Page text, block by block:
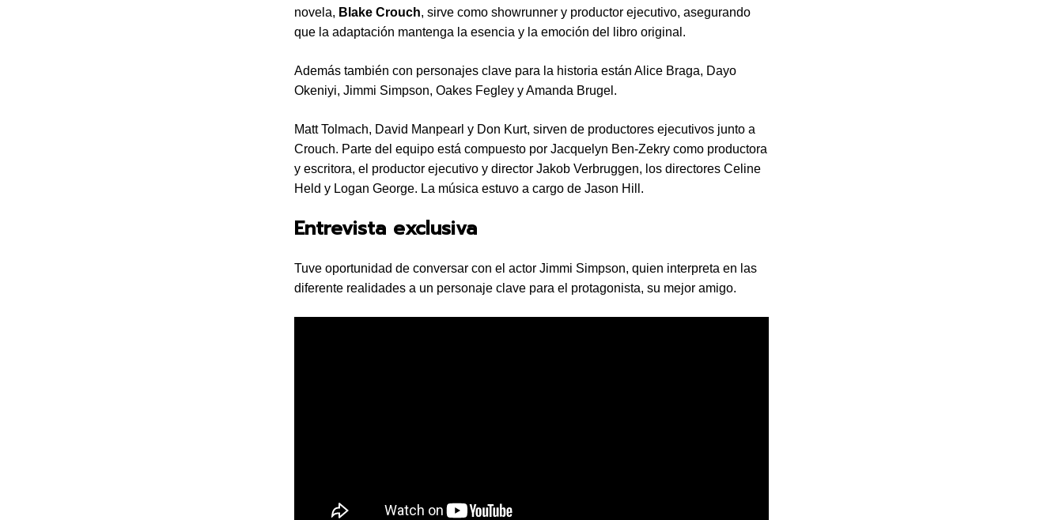
novela, Blake Crouch, sirve como showrunner y productor ejecutivo, asegurando
que la adaptación mantenga la esencia y la emoción del libro original.
Además también con personajes clave para la historia están Alice Braga, Dayo
Okeniyi, Jimmi Simpson, Oakes Fegley y Amanda Brugel.
Matt Tolmach, David Manpearl y Don Kurt, sirven de productores ejecutivos junto a
Crouch. Parte del equipo está compuesto por Jacquelyn Ben-Zekry como productora
y escritora, el productor ejecutivo y director Jakob Verbruggen, los directores Celine
Held y Logan George. La música estuvo a cargo de Jason Hill.
Entrevista exclusiva
Tuve oportunidad de conversar con el actor Jimmi Simpson, quien interpreta en las
diferente realidades a un personaje clave para el protagonista, su mejor amigo.